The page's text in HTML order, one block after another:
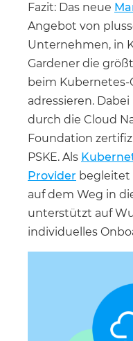
Fazit: Das neue
Angebot von
Unternehmen, in
Gardener die
beim
adressieren.
durch die Cloud
Foundation
PSKE. Als
Provider begleitet
auf dem Weg in
unterstützt auf
individuelles